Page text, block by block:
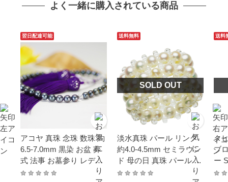
ド花珠鑑別書付
よく一緒に購入されている商品
翌日配達可能
アコヤ 真珠 念珠 数珠 約
6.5-7.0mm 黒染 お盆 葬
式 法事 お墓参り レディ
ース フォーマル
送料無料
SOLD OUT
淡水真珠 パール リング
約4.0-4.5mm セミラウン
ド 母の日 真珠 パール 母
の日 ギフト プレゼント
送料
タ
ブ
ー
パ